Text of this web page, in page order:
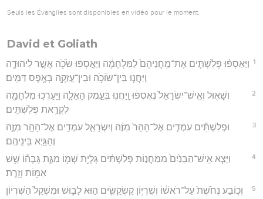
Seuls les Évangiles sont disponibles en vidéo pour le moment.
David et Goliath
1 וַיַּאַסְפ֨וּ פְלִשְׁתִּ֤ים אֶת־מַֽחֲנֵיהֶם֙ לַמִּלְחָמָ֔ה וַיֵּאָ֣סְפ֔וּ שֹׂכֹ֖ה אֲשֶׁ֣ר לִיהוּדָ֑ה
וַֽיַּחֲנ֛וּ בֵּין־שׂוֹכֹ֥ה וּבֵין־עֲזֵקָ֖ה בְּאֶ֥פֶס דַּמִּֽים׃
2
וְשָׁא֤וּל וְאִֽישׁ־יִשְׂרָאֵל֙ נֶאֶסְפ֔וּ וַֽיַּחֲנ֖וּ בְּעֵ֣מֶק הָאֵלָ֑ה וַיַּעַרְכ֥וּ מִלְחָמָ֖ה
לִקְרַ֥את פְּלִשְׁתִּֽים׃
3
וּפְלִשְׁתִּ֞ים עֹמְדִ֤ים אֶל־הָהָר֙ מִזֶּ֔ה וְיִשְׂרָאֵ֛ל עֹמְדִ֥ים אֶל־הָהָ֖ר מִזֶּ֑ה
וְהַגַּ֖יְא בֵּינֵיהֶֽם׃
4
וַיֵּצֵ֤א אִֽישׁ־הַבֵּנַ֙יִם֙ מִמַּחֲנ֣וֹת פְּלִשְׁתִּ֔ים גָּלְיָ֥ת שְׁמ֖וֹ מִגַּ֑ת גָּבְה֕וֹ שֵׁ֥שׁ
אַמּ֖וֹת וָזָֽרֶת׃
5
וְכ֤וֹבַע נְחֹ֙שֶׁת֙ עַל־רֹאשׁ֔וֹ וְשִׁרְי֥וֹן קַשְׂקַשִּׂ֖ים ה֣וּא לָב֑וּשׁ וּמִשְׁקַל֙ הַשִּׁרְי֔וֹן